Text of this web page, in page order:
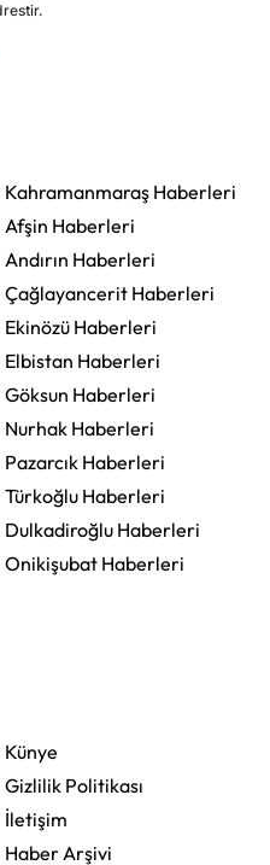
Kahramanmaraş Haberleri
Afşin Haberleri
Andırın Haberleri
Çağlayancerit Haberleri
Ekinözü Haberleri
Elbistan Haberleri
Göksun Haberleri
Nurhak Haberleri
Pazarcık Haberleri
Türkoğlu Haberleri
Dulkadiroğlu Haberleri
Onikişubat Haberleri
Künye
Gizlilik Politikası
İletişim
Haber Arşivi